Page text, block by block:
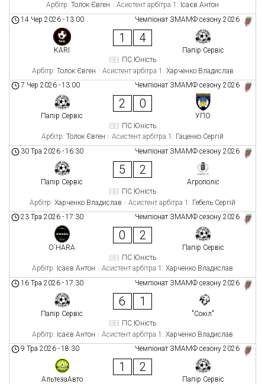
Арбітр: Толок Євген Асистент арбітра 1: Ісаєв Антон
Чемпіонат ЗМАМФ сезону 2026
14 Чер 2026 -13:00
KARI
1 4
Папір Сервіс
ПС Юність
Арбітр: Толок Євген Асистент арбітра 1: Харченко Владислав
Чемпіонат ЗМАМФ сезону 2026
7 Чер 2026 -13:00
Папір Сервіс
2 0
УПО
ПС Юність
Арбітр: Толок Євген Асистент арбітра 1: Гаценко Сергій
Чемпіонат ЗМАМФ сезону 2026
30 Тра 2026 -16:30
Папір Сервіс
5 2
Агрополіс
ПС Юність
Арбітр: Харченко Владислав Асистент арбітра 1: Гебель Сергій
Чемпіонат ЗМАМФ сезону 2026
23 Тра 2026 -17:30
O`HARA
0 2
Папір Сервіс
ПС Юність
Арбітр: Ісаєв Антон Асистент арбітра 1: Харченко Владислав
Чемпіонат ЗМАМФ сезону 2026
16 Тра 2026 -17:30
Папір Сервіс
6 1
"Сокіл"
ПС Юність
Арбітр: Ісаєв Антон Асистент арбітра 1: Харченко Владислав
Чемпіонат ЗМАМФ сезону 2026
9 Тра 2026 -18:30
АльтезаАвто
1 2
Папір Сервіс